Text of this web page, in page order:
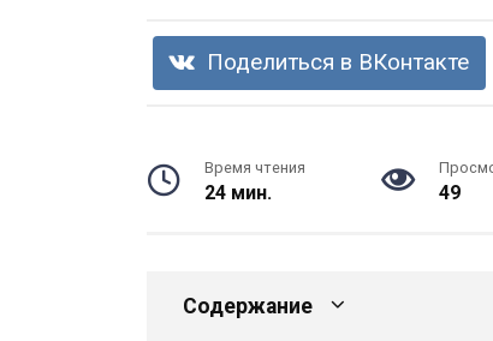
Поделиться в ВКонтакте
Время чтения
24 мин. 49
Содержание